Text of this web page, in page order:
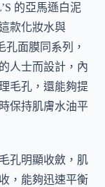
的亞馬遜白泥
款化妝水與
孔面膜同系列，
人士而設計，內
毛孔，還能夠提
保持肌膚水油平
孔明顯收斂，肌
，能夠迅速平衡